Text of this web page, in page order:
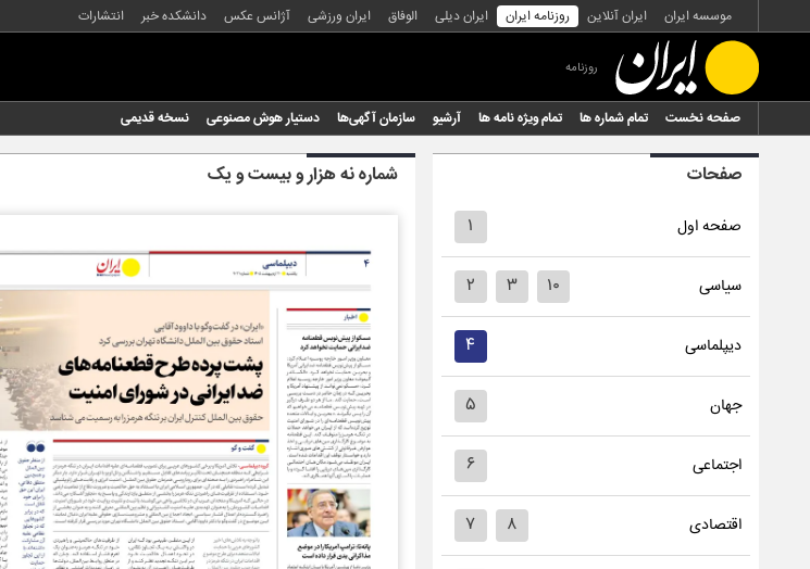
موسسه ایران ایران آنلاین روزنامه ایران ایران دیلی الوفاق ایران ورزشی آژانس عکس دانشکده خبر انتشارات
روزنامه
صفحه نخست تمام شماره ها تمام ویژه نامه ها آرشیو سازمان آگهی‌ها دستیار هوش مصنوعی نسخه قدیمی
صفحات
صفحه اول ۱
سیاسی ۲ ۳ ۱۰
دیپلماسی ۴
جهان ۵
اجتماعی ۶
اقتصادی ۷ ۸
شماره نه هزار و بیست و یک